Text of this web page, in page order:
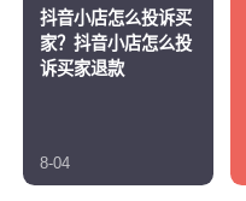
抖音小店怎么投诉买
家？抖音小店怎么投
诉买家退款
8-04